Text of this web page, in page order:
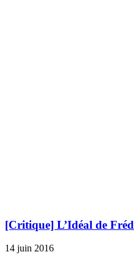
[Critique] L’Idéal de
14 juin 2016